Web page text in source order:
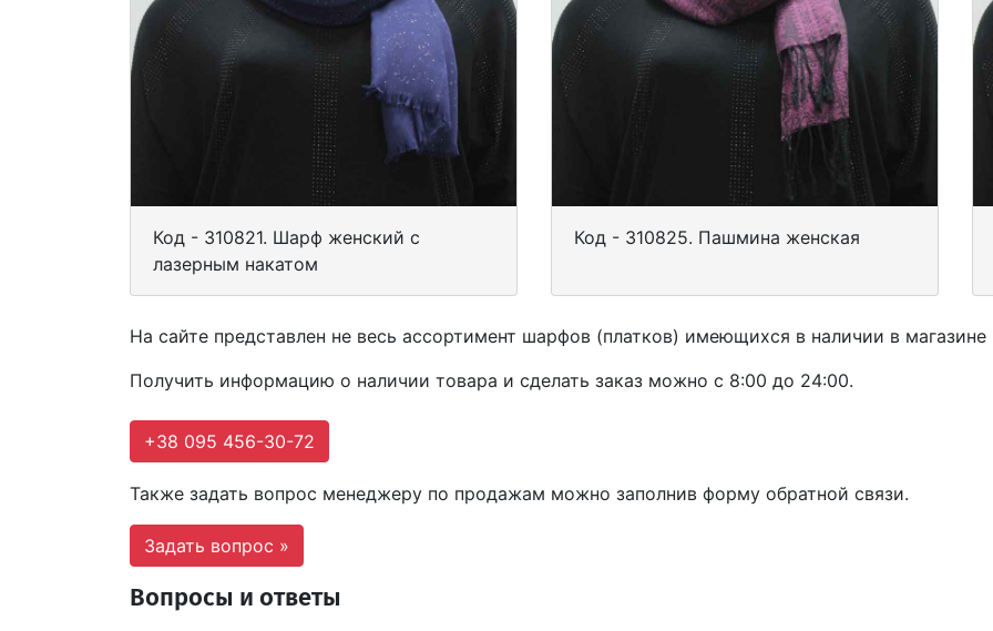
Код - 310821. Шарф женский с
лазерным накатом
Код - 310825. Пашмина женская
На сайте представлен не весь ассортимент шарфов (платков) имеющихся в наличии в
Получить информацию о наличии товара и сделать заказ можно с 8:00 до 24:00.
+38 095 456-30-72
Также задать вопрос менеджеру по продажам можно заполнив форму обратной связи.
Задать вопрос »
Вопросы и ответы